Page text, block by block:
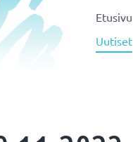
ry 081 Etusivu
Uutiset